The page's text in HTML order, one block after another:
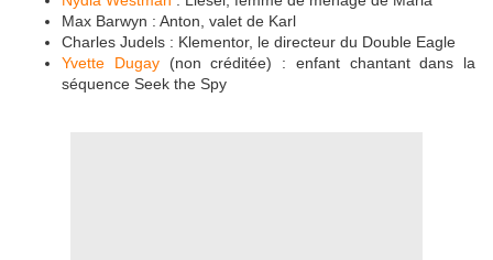
Max Barwyn : Anton, valet de Karl
Charles Judels : Klementor, le directeur du Double Eagle
Yvette Dugay(non créditée) : enfant chantant dans la
séquence Seek the Spy